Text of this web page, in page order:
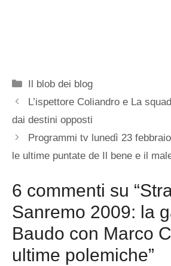
Categorie
Il blob dei blog
L’ispettore Coliandro e La
dai destini opposti
Programmi tv lunedì 23
le ultime puntate de Il bene e il
6 commenti su
Sanremo 2009: la
Baudo con Marco
ultime polemiche”